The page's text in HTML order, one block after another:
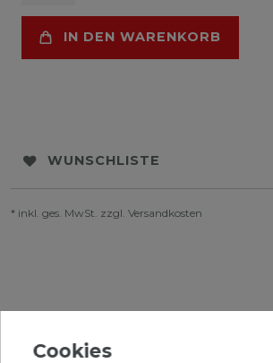
IN DEN WARENKORB
WUNSCHLISTE
* inkl. ges. MwSt. zzgl. Versandkosten
Cookies